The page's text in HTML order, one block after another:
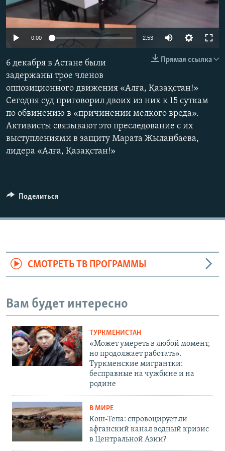
480p
720p
0:00 2:53
480p
720p
1080p
Прямая ссылка
6 декабря в Астане были
задержаны трое членов
оппозиционного движения «Алға, Қазақстан!»
Сегодня суд приговорил двоих из них к 15 суткам
по обвинению в «причинении мелкого вреда».
Активисты связывают это преследование с их
выступлениями в защиту Марата Жыланбаева,
лидера «Алға, Қазақстан!»
Поделиться
СМОТРЕТЬ ТВ ПРОГРАММЫ
Вам будет интересно
ТУРКМЕНИСТАН
«Может умереть в любой момент,
но продолжает работать».
Туркменские мигрантки:
бесправные на чужбине и на
родине
В МИРЕ
Кош-Тепа: спровоцирует ли
афганский канал водный кризис
в Центральной Азии?